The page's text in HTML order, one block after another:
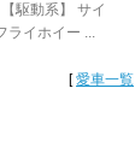
駆動系】 サイ
ライホイー ...
[愛車一覧